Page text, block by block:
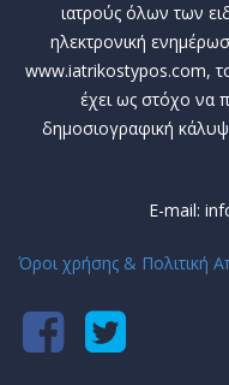
ιατρούς όλων των
ηλεκτρονική
www.iatrikostypos.com,
έχει ως στόχο να
δημοσιογραφική
E-mail:
Όροι χρήσης & Πολιτική